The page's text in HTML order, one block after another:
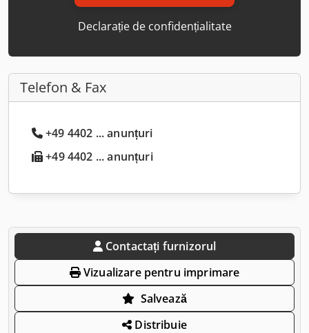
Declarație de confidențialitate
Telefon & Fax
+49 4402 ... anunțuri
+49 4402 ... anunțuri
Contactați furnizorul
Vizualizare pentru imprimare
Salvează
Distribuie